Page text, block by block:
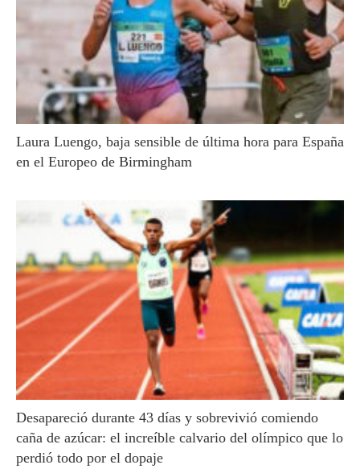
Laura Luengo, baja sensible de última hora para España
en el Europeo de Birmingham
Desapareció durante 43 días y sobrevivió comiendo
caña de azúcar: el increíble calvario del olímpico que lo
perdió todo por el dopaje